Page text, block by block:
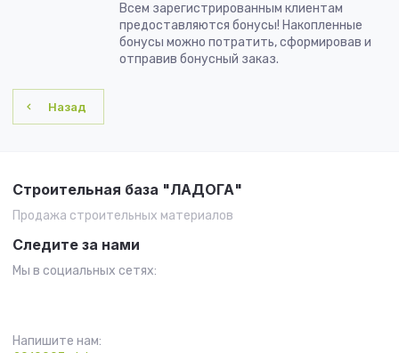
Всем зарегистрированным клиентам
предоставляются бонусы! Накопленные
бонусы можно потратить, сформировав и
отправив бонусный заказ.
Назад
Строительная база "ЛАДОГА"
Продажа строительных материалов
Следите за нами
Мы в социальных сетях:
Напишите нам: